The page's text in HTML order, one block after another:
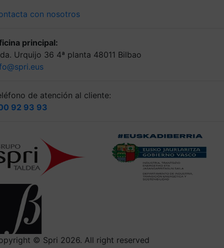
con nosotros
principal:
Urquijo 36 4ª planta 48011 Bilbao
de atención al cliente:
92 93 93
© Spri 2026. All right reserved